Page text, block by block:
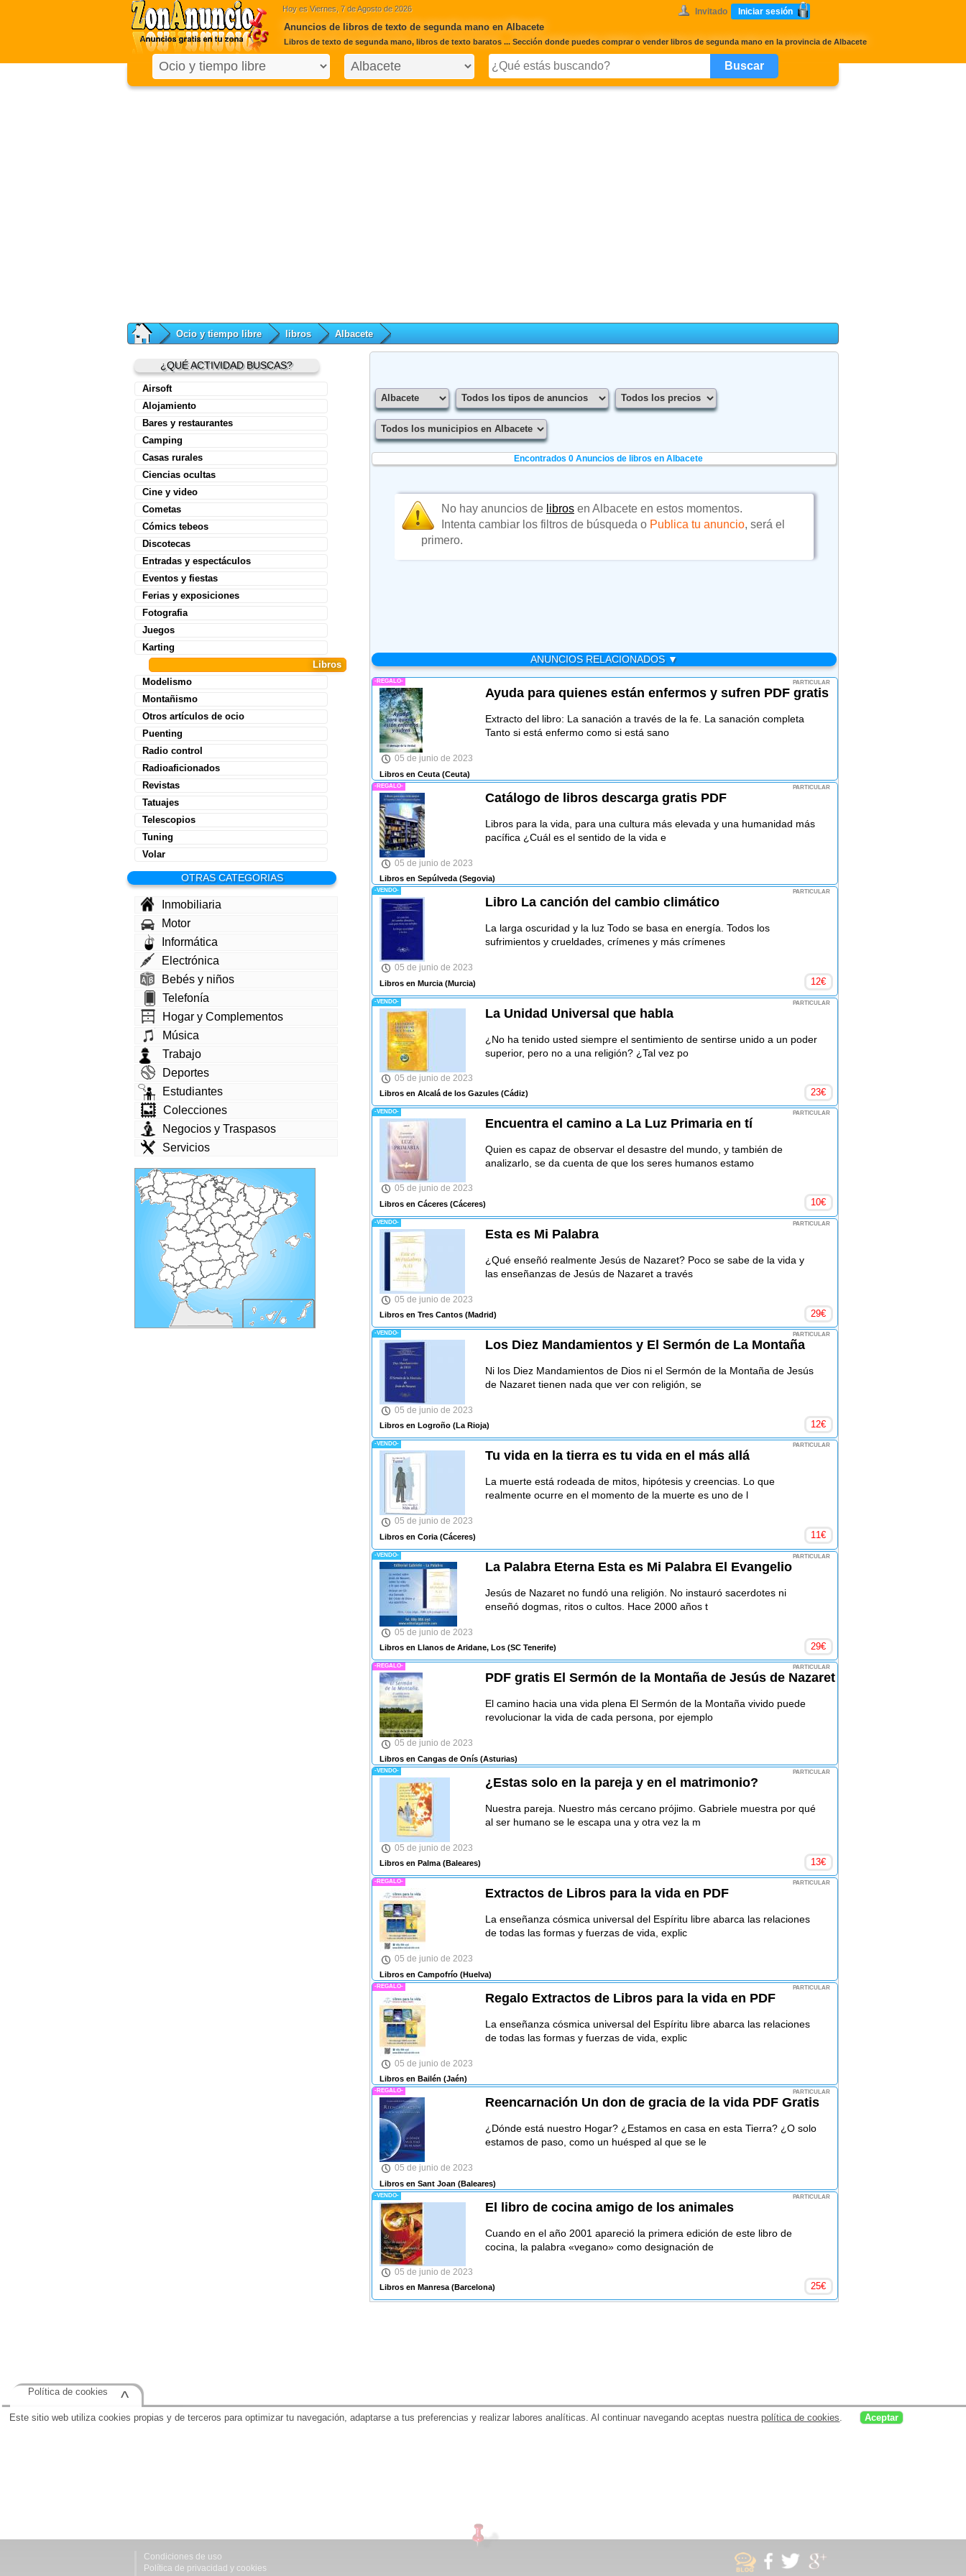
Hoy es Viernes, 7 de Agosto de 2026 Invitado Iniciar sesión
Anuncios de libros de texto de segunda mano en Albacete
Libros de texto de segunda mano, libros de texto baratos ... Sección donde puedes comprar o vender libros de segunda mano en la provincia de Albacete
Ocio y tiempo libre libros Albacete
¿QUÉ ACTIVIDAD BUSCAS?
Airsoft
Alojamiento
Bares y restaurantes
Camping
Casas rurales
Ciencias ocultas
Cine y video
Cometas
Cómics tebeos
Discotecas
Entradas y espectáculos
Eventos y fiestas
Ferias y exposiciones
Fotografia
Juegos
Karting
Libros
Modelismo
Montañismo
Otros artículos de ocio
Puenting
Radio control
Radioaficionados
Revistas
Tatuajes
Telescopios
Tuning
Volar
OTRAS CATEGORIAS
Inmobiliaria
Motor
Informática
Electrónica
Bebés y niños
Telefonía
Hogar y Complementos
Música
Trabajo
Deportes
Estudiantes
Colecciones
Negocios y Traspasos
Servicios
Encontrados 0Anuncios de libros en Albacete
No hay anuncios de librosen Albacete en estos momentos.
Intenta cambiar los filtros de búsqueda o Publica tu anuncio, será el
primero.
ANUNCIOS RELACIONADOS ▼
-REGALO- PARTICULAR
Ayuda para quienes están enfermos y sufren PDF gratis
Extracto del libro: La sanación a través de la fe. La sanación completa
Tanto si está enfermo como si está sano
05 de junio de 2023
Libros en Ceuta(Ceuta)
-REGALO- PARTICULAR
Catálogo de libros descarga gratis PDF
Libros para la vida, para una cultura más elevada y una humanidad más
pacífica ¿Cuál es el sentido de la vida e
05 de junio de 2023
Libros en Sepúlveda(Segovia)
-VENDO- PARTICULAR
Libro La canción del cambio climático
La larga oscuridad y la luz Todo se basa en energía. Todos los
sufrimientos y crueldades, crímenes y más crímenes
05 de junio de 2023
Libros en Murcia(Murcia) 12€
-VENDO- PARTICULAR
La Unidad Universal que habla
¿No ha tenido usted siempre el sentimiento de sentirse unido a un poder
superior, pero no a una religión? ¿Tal vez po
05 de junio de 2023
Libros en Alcalá de los Gazules(Cádiz) 23€
-VENDO- PARTICULAR
Encuentra el camino a La Luz Primaria en tí
Quien es capaz de observar el desastre del mundo, y también de
analizarlo, se da cuenta de que los seres humanos estamo
05 de junio de 2023
Libros en Cáceres(Cáceres) 10€
-VENDO- PARTICULAR
Esta es Mi Palabra
¿Qué enseñó realmente Jesús de Nazaret? Poco se sabe de la vida y
las enseñanzas de Jesús de Nazaret a través
05 de junio de 2023
Libros en Tres Cantos(Madrid) 29€
-VENDO- PARTICULAR
Los Diez Mandamientos y El Sermón de La Montaña
Ni los Diez Mandamientos de Dios ni el Sermón de la Montaña de Jesús
de Nazaret tienen nada que ver con religión, se
05 de junio de 2023
Libros en Logroño(La Rioja) 12€
-VENDO- PARTICULAR
Tu vida en la tierra es tu vida en el más allá
La muerte está rodeada de mitos, hipótesis y creencias. Lo que
realmente ocurre en el momento de la muerte es uno de l
05 de junio de 2023
Libros en Coria(Cáceres) 11€
-VENDO- PARTICULAR
La Palabra Eterna Esta es Mi Palabra El Evangelio
Jesús de Nazaret no fundó una religión. No instauró sacerdotes ni
enseñó dogmas, ritos o cultos. Hace 2000 años t
05 de junio de 2023
Libros en Llanos de Aridane, Los(SC Tenerife) 29€
-REGALO- PARTICULAR
PDF gratis El Sermón de la Montaña de Jesús de Nazaret
El camino hacia una vida plena El Sermón de la Montaña vivido puede
revolucionar la vida de cada persona, por ejemplo
05 de junio de 2023
Libros en Cangas de Onís(Asturias)
-VENDO- PARTICULAR
¿Estas solo en la pareja y en el matrimonio?
Nuestra pareja. Nuestro más cercano prójimo. Gabriele muestra por qué
al ser humano se le escapa una y otra vez la m
05 de junio de 2023
Libros en Palma(Baleares) 13€
-REGALO- PARTICULAR
Extractos de Libros para la vida en PDF
La enseñanza cósmica universal del Espíritu libre abarca las relaciones
de todas las formas y fuerzas de vida, explic
05 de junio de 2023
Libros en Campofrío(Huelva)
-REGALO- PARTICULAR
Regalo Extractos de Libros para la vida en PDF
La enseñanza cósmica universal del Espíritu libre abarca las relaciones
de todas las formas y fuerzas de vida, explic
05 de junio de 2023
Libros en Bailén (Jaén)
-REGALO- PARTICULAR
Reencarnación Un don de gracia de la vida PDF Gratis
¿Dónde está nuestro Hogar? ¿Estamos en casa en esta Tierra? ¿O solo
estamos de paso, como un huésped al que se le
05 de junio de 2023
Libros en Sant Joan (Baleares)
-VENDO- PARTICULAR
El libro de cocina amigo de los animales
Cuando en el año 2001 apareció la primera edición de este libro de
cocina, la palabra «vegano» como designación de
05 de junio de 2023
Libros en Manresa(Barcelona) 25€
Condiciones de uso
Política de privacidad y cookies
Este sitio web utiliza cookies propias y de terceros para optimizar tu navegación, adaptarse a tus preferencias y realizar labores analíticas. Al continuar navegando aceptas nuestrapolítica de cookies. Aceptar
Política de cookies ^